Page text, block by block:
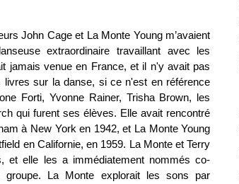
John Cage et La Monte Young m’avaient
extraordinaire travaillant avec les
jamais venue en France, et il n'y avait pas
sur la danse, si ce n'est en référence
Forti, Yvonne Rainer, Trisha Brown, les
qui furent ses élèves. Elle avait rencontré
à New York en 1942, et La Monte Young
en Californie, en 1959. La Monte et Terry
et elle les a immédiatement nommés co-
groupe. La Monte explorait les sons par